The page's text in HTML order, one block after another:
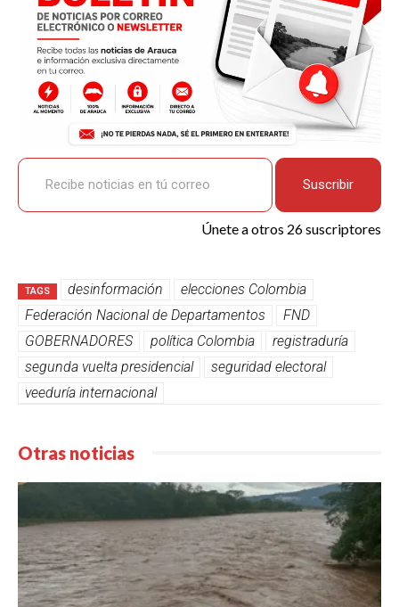
Recibe noticias en tú correo
Suscribir
Únete a otros 26 suscriptores
TAGS desinformación
elecciones Colombia
Federación Nacional de Departamentos
FND
GOBERNADORES
política Colombia
registraduría
segunda vuelta presidencial
seguridad electoral
veeduría internacional
Otras noticias